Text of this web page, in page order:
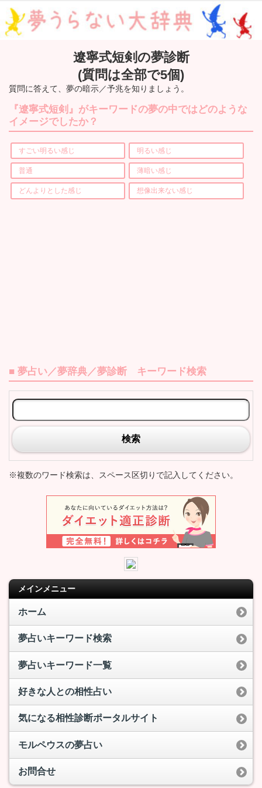
遼寧式短剣の夢診断
(質問は全部で5個)
質問に答えて、夢の暗示／予兆を知りましょう。
『遼寧式短剣』がキーワードの夢の中ではどのような
イメージでしたか？
すごい明るい感じ 明るい感じ
普通 薄暗い感じ
どんよりとした感じ 想像出来ない感じ
■ 夢占い／夢辞典／夢診断 キーワード検索
検索
※複数のワード検索は、スペース区切りで記入してください。
メインメニュー
ホーム
夢占いキーワード検索
夢占いキーワード一覧
好きな人との相性占い
気になる相性診断ポータルサイト
モルペウスの夢占い
お問合せ